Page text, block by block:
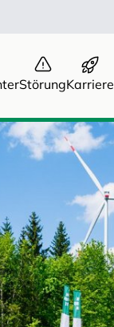
StörungKarriere